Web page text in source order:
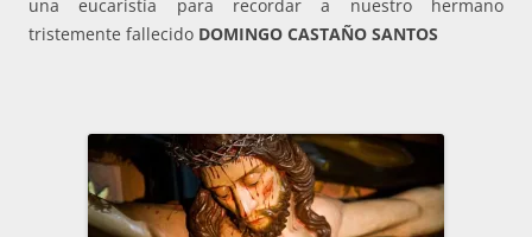
una eucaristía para recordar a nuestro hermano
tristemente fallecido DOMINGO CASTAÑO SANTOS